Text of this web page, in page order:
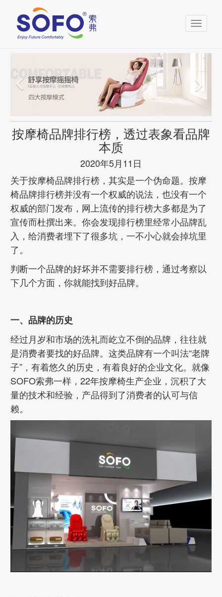
Toggle
按摩椅品牌排行榜，透过表象看品牌
本质
2020年5月11日
关于按摩椅品牌排行榜，其实是一个伪命题。按摩
椅品牌排行榜并没有一个权威的说法，也没有一个
权威的部门发布，网上流传的排行榜大多都是为了
宣传而杜撰出来。你会发现排行榜里经常小品牌乱
入，给消费者埋下了很多坑，一不小心就会掉坑里
了。
判断一个品牌的好坏并不需要排行榜，通过考察以
下几个方面，你就能找到好品牌。
一、品牌的历史
经过月岁和市场的洗礼而屹立不倒的品牌，往往就
是消费者要找的好品牌。这类品牌有一个叫法“老牌
子”，有着悠久的历史，有着良好的企业文化。就像
SOFO索弗一样，22年按摩椅生产企业，沉积了大
量的技术和经验，产品得到了消费者的认可与信
赖。